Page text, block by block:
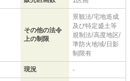
その他の法令
上の制限
景観法/宅地造成
及び特定盛土等
規制法/高度地区/
準防火地域/日影
制限有
現況 -